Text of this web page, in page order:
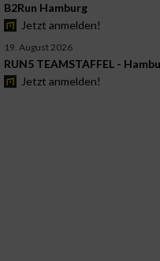
B2Run Hamburg
Jetzt anmelden!
19. August 2026
RUN5 TEAMSTAFFEL -
Jetzt anmelden!